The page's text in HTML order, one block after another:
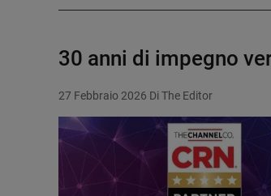
30 anni di impegno
27 Febbraio 2026 Di The Editor